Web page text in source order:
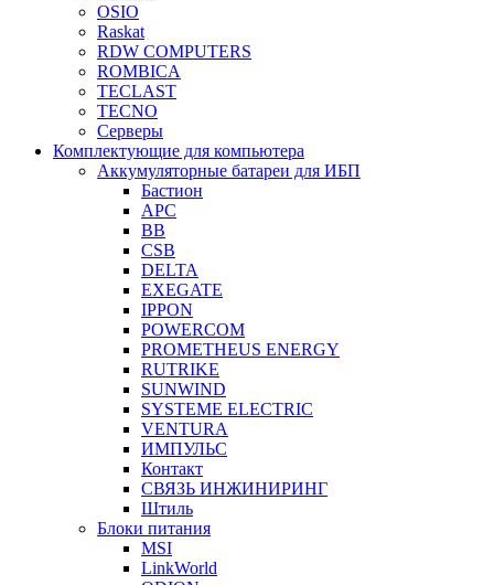
OSIO
Raskat
RDW COMPUTERS
ROMBICA
TECLAST
TECNO
Серверы
Комплектующие для компьютера
Аккумуляторные батареи для ИБП
Бастион
APC
BB
CSB
DELTA
EXEGATE
IPPON
POWERCOM
PROMETHEUS ENERGY
RUTRIKE
SUNWIND
SYSTEME ELECTRIC
VENTURA
ИМПУЛЬС
Контакт
СВЯЗЬ ИНЖИНИРИНГ
Штиль
Блоки питания
MSI
LinkWorld